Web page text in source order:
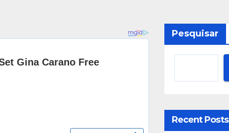
Pesquisar
Recent Posts